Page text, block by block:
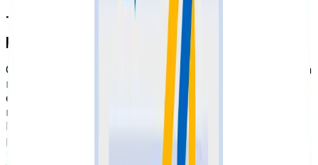
Texto ancla y palabras clave para mejorar
posicionamiento
Como comentaba antes, esta es una técnica SEO que da
mucho juego, porque puedo ir variando el anchor text
en los enlaces internos para fomentar palabras clave
relacionadas. Siguiendo con el ejemplo: peluquería en
Madrid centro, peluquería barata en Madrid, la mejor
peluquería de Madrid, etc. Aquí es donde reside, bajo mi
punto de vista, la gran ventaja de usar bien los enlaces